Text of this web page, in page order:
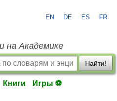
EN DE ES FR
на Академике
Найти!
Книги Игры ⚽